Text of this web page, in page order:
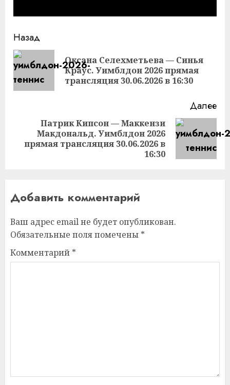
Продолжить
чтение
Назад
Оксана Селехметьева — Синья
Краус. Уимблдон 2026 прямая
трансляция 30.06.2026 в 16:30
Далее
Следующая
запись:
Патрик Кипсон — Маккензи
Макдональд. Уимблдон 2026
прямая трансляция 30.06.2026 в
16:30
Добавить комментарий
Ваш адрес email не будет опубликован.
Обязательные поля помечены *
Комментарий *